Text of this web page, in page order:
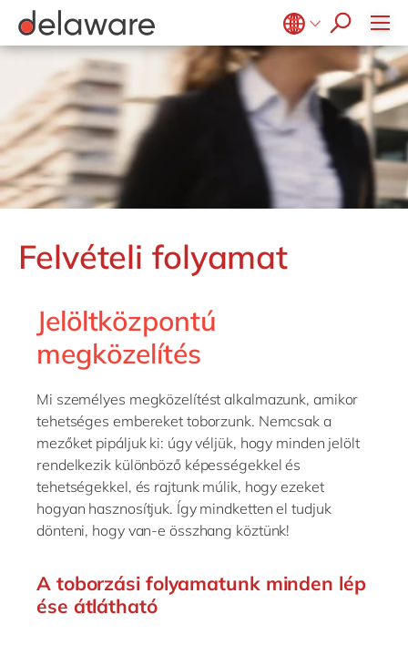
Belgium en
fr
pt
China
zh
France
fr
Germany
en
India
Malaysia
Morocco
Philippines
Singapore
Switzerland
UK & Ireland
apply now
Felvételi folyamat
Jelöltközpontú
megközelítés
Mi személyes megközelítést alkalmazunk, amikor
tehetséges embereket toborzunk. Nemcsak a
mezőket pipáljuk ki: úgy véljük, hogy minden jelölt
rendelkezik különböző képességekkel és
tehetségekkel, és rajtunk múlik, hogy ezeket
hogyan hasznosítjuk. Így mindketten el tudjuk
dönteni, hogy van-e összhang köztünk!
A toborzási folyamatunk minden lép
ése átlátható